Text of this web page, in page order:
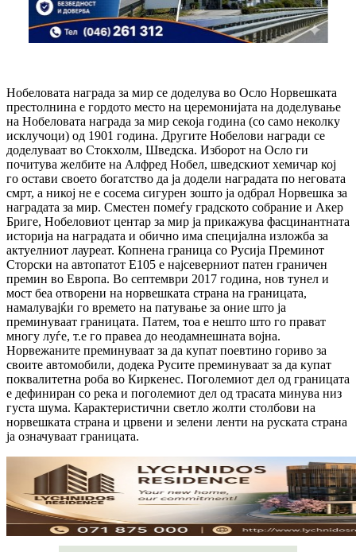
Нобеловата награда за мир се доделува во Осло Норвешката
престолнина е гордото место на церемонијата на доделување
на Нобеловата награда за мир секоја година (со само неколку
исклучоци) од 1901 година. Другите Нобелови награди се
доделуваат во Стокхолм, Шведска. Изборот на Осло ги
почитува желбите на Алфред Нобел, шведскиот хемичар кој
го остави своето богатство да ја додели наградата по неговата
смрт, а никој не е сосема сигурен зошто ја одбрал Норвешка за
наградата за мир. Сместен помеѓу градското собрание и Акер
Бриге, Нобеловиот центар за мир ја прикажува фасцинантната
историја на наградата и обично има специјална изложба за
актуелниот лауреат. Копнена граница со Русија Преминот
Сторски на автопатот Е105 е најсеверниот патен граничен
премин во Европа. Во септември 2017 година, нов тунел и
мост беа отворени на норвешката страна на границата,
намалувајќи го времето на патување за оние што ја
преминуваат границата. Патем, тоа е нешто што го прават
многу луѓе, т.е го правеа до неодамнешната војна.
Норвежаните преминуваат за да купат поевтино гориво за
своите автомобили, додека Русите преминуваат за да купат
поквалитетна роба во Киркенес. Поголемиот дел од границата
е дефиниран со река и поголемиот дел од трасата минува низ
густа шума. Карактеристични светло жолти столбови на
норвешката страна и црвени и зелени ленти на руската страна
ја означуваат границата.